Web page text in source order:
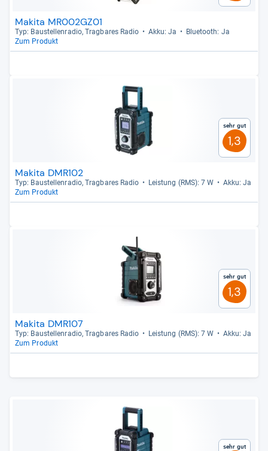
Makita MR002GZ01
Typ: Bau­stel­len­ra­dio, Trag­ba­res Radio Akku: Ja
Blue­tooth: Ja
Zum Produkt
Sehr gut
1,3
Makita DMR102
Typ: Bau­stel­len­ra­dio, Trag­ba­res Radio Leis­tung (RMS): 7 W
Akku: Ja
Zum Produkt
Sehr gut
1,3
Makita DMR107
Typ: Bau­stel­len­ra­dio, Trag­ba­res Radio Leis­tung (RMS): 7 W
Akku: Ja
Zum Produkt
Sehr gut